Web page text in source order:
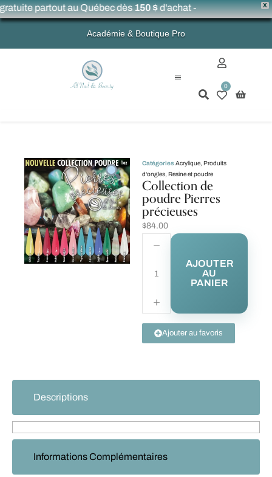
X
partout au Québec dès150 $d'achat -
Académie & Boutique Pro
0
Catégories Acrylique Produits
d'ongles Resine et poudre
Collection de
poudre Pierres
précieuses
$84.00
AJOUTER
AU
PANIER
Ajouter au favoris
Descriptions
Informations Complémentaires